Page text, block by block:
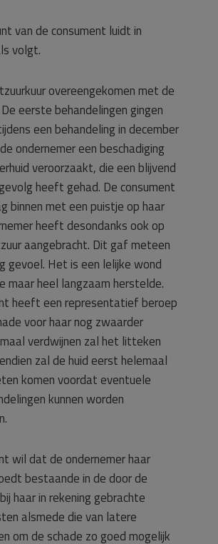
van de consument luidt in
volgt.
overeengekomen met de
eerste behandelingen gingen
een behandeling in december
ondernemer een beschadiging
veroorzaakt, die een blijvend
heeft gehad. De consument
binnen met een puistje op haar
heeft desondanks ook op
aangebracht. Dit gaf meteen
gevoel. Het is een lelijke wond
maar heel langzaam herstelde.
heeft een representatief beroep
voor haar nog zwaarder
verdwijnen zal het litteken
zal de huid eerst helemaal
komen voordat eventuele
kunnen worden
wil dat de ondernemer haar
bestaande in de door de
haar in rekening gebrachte
alsmede die van latere
om de schade zo goed mogelijk